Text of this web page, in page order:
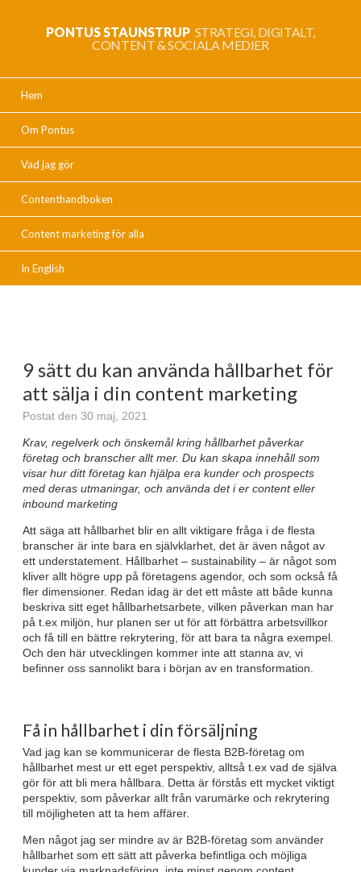
PONTUS STAUNSTRUP STRATEGI, DIGITALT,
CONTENT & SOCIALA MEDIER
Hem
Om Pontus
Vad jag gör
Contenthandboken
Content marketing för alla
In English
9 sätt du kan använda hållbarhet för
att sälja i din content marketing
Postat den 30 maj, 2021
Krav, regelverk och önskemål kring hållbarhet påverkar
företag och branscher allt mer. Du kan skapa innehåll som
visar hur ditt företag kan hjälpa era kunder och prospects
med deras utmaningar, och använda det i er content eller
inbound marketing
Att säga att hållbarhet blir en allt viktigare fråga i de flesta
branscher är inte bara en självklarhet, det är även något av
ett understatement. Hållbarhet – sustainability – är något som
kliver allt högre upp på företagens agendor, och som också få
fler dimensioner. Redan idag är det ett måste att både kunna
beskriva sitt eget hållbarhetsarbete, vilken påverkan man har
på t.ex miljön, hur planen ser ut för att förbättra arbetsvillkor
och få till en bättre rekrytering, för att bara ta några exempel.
Och den här utvecklingen kommer inte att stanna av, vi
befinner oss sannolikt bara i början av en transformation.
Få in hållbarhet i din försäljning
Vad jag kan se kommunicerar de flesta B2B-företag om
hållbarhet mest ur ett eget perspektiv, alltså t.ex vad de själva
gör för att bli mera hållbara. Detta är förstås ett mycket viktigt
perspektiv, som påverkar allt från varumärke och rekrytering
till möjligheten att ta hem affärer.
Men något jag ser mindre av är B2B-företag som använder
hållbarhet som ett sätt att påverka befintliga och möjliga